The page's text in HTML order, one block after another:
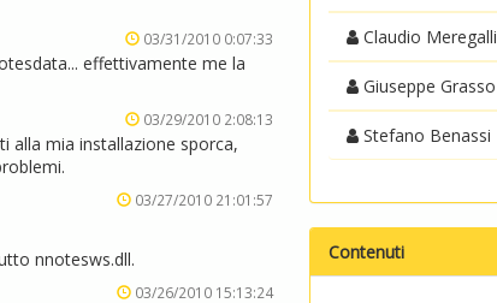
03/31/2010 0:07:33
effettivamente me la
03/29/2010 2:08:13
alla mia installazione sporca,
03/27/2010 21:01:57
nnotesws.dll.
03/26/2010 15:13:24
Claudio Meregalli
Giuseppe Grasso
Stefano Benassi
Contenuti